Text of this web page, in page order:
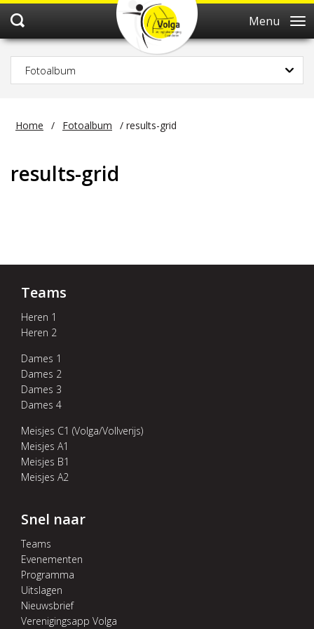
Menu
Fotoalbum
Home / Fotoalbum / results-grid
results-grid
Teams
Heren 1
Heren 2
Dames 1
Dames 2
Dames 3
Dames 4
Meisjes C1 (Volga/Vollverijs)
Meisjes A1
Meisjes B1
Meisjes A2
Snel naar
Teams
Evenementen
Programma
Uitslagen
Nieuwsbrief
Verenigingsapp Volga